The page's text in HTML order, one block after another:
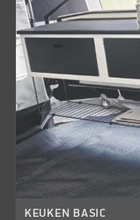
KEUKEN BASIC